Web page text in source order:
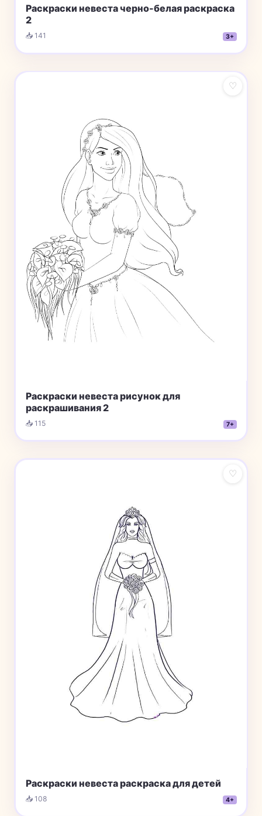
Раскраски невеста черно-белая раскраска
2
📥 141 3+
♡
Раскраски невеста рисунок для
раскрашивания 2
📥 115 7+
♡
Раскраски невеста раскраска для детей
📥 108 4+